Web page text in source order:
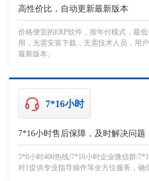
高性价比，自动更新最新版本
价格便宜的ERP软件，按年付模式，最
用，无需安装下载，无需技术人员，用
最新版本。
7*16小时
7*16小时售后保障，及时解决问题
5*8小时400热线/7*16小时企业微信群/
对1提供专业指导操作等全方位服务，确